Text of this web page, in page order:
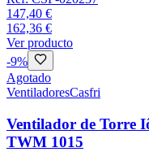
147,40 €
162,36 €
Ver producto
-9%
Agotado
VentiladoresCasfri
Ventilador de Torre
TWM 1015